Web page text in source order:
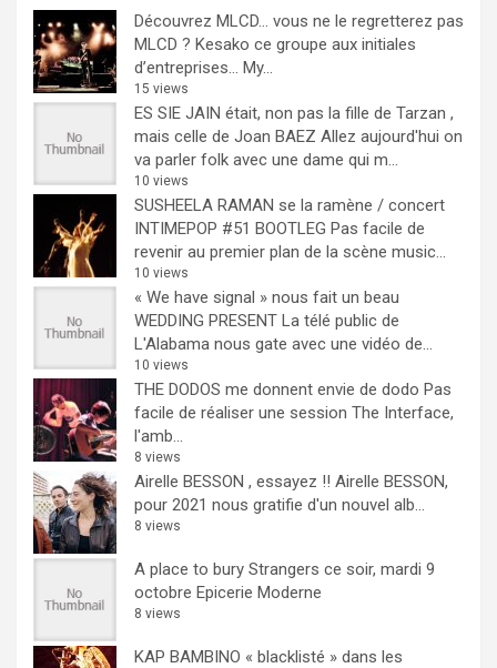
Découvrez MLCD… vous ne le regretterez pas
MLCD ? Kesako ce groupe aux initiales
d’entreprises… My...
15 views
ES SIE JAIN était, non pas la fille de Tarzan ,
mais celle de Joan BAEZ Allez aujourd'hui on
va parler folk avec une dame qui m...
10 views
SUSHEELA RAMAN se la ramène / concert
INTIMEPOP #51 BOOTLEG Pas facile de
revenir au premier plan de la scène music...
10 views
« We have signal » nous fait un beau
WEDDING PRESENT La télé public de
L'Alabama nous gate avec une vidéo de...
10 views
THE DODOS me donnent envie de dodo Pas
facile de réaliser une session The Interface,
l'amb...
8 views
Airelle BESSON , essayez !! Airelle BESSON,
pour 2021 nous gratifie d'un nouvel alb...
8 views
A place to bury Strangers ce soir, mardi 9
octobre Epicerie Moderne
8 views
KAP BAMBINO « blacklisté » dans les